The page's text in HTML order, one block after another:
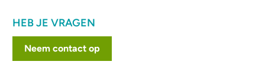
HEB JE VRAGEN
Neem contact op